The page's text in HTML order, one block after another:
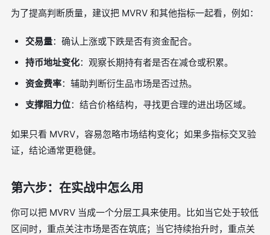
为了提高判断质量，建议把 MVRV 和其他指标一起看，例如：
交易量：确认上涨或下跌是否有资金配合。
持币地址变化：观察长期持有者是否在减仓或积累。
资金费率：辅助判断衍生品市场是否过热。
支撑阻力位：结合价格结构，寻找更合理的进出场区域。
如果只看 MVRV，容易忽略市场结构变化；如果多指标交叉验
证，结论通常更稳健。
第六步：在实战中怎么用
你可以把 MVRV 当成一个分层工具来使用。比如当它处于较低
区间时，重点关注市场是否在筑底；当它持续抬升时，重点关